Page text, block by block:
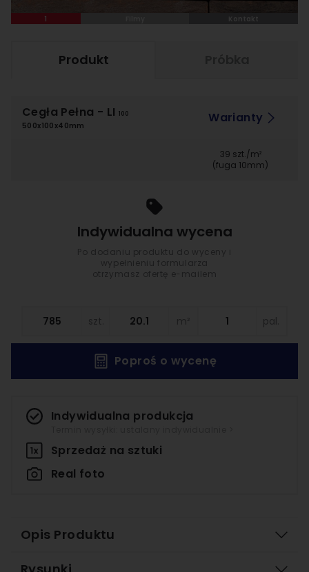
1 Kontakt
Produkt
Cegła Pełna - LI 100
500x100x40mm
Warianty
39 szt./m²
(fuga 10mm)
Indywidualna wycena
Po dodaniu produktu do wyceny i
wypełnieniu formularza
otrzymasz ofertę e-mailem
pal.
Poproś o wycenę
Indywidualna produkcja
Sprzedaż na sztuki
Real foto
Opis Produktu